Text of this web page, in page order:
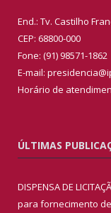
End.: Tv. Castilho
CEP: 68800-000
Fone: (91) 98571-1862
E-mail:
Horário de
ÚLTIMAS
DISPENSA DE
para fornecimento